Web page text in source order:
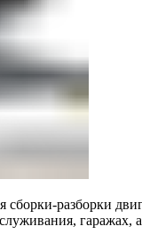
сборки-разборки
гаражах,